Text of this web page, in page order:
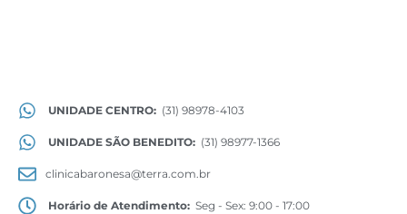
UNIDADE CENTRO: (31) 98978-4103
UNIDADE SÃO BENEDITO: (31) 98977-1366
clinicabaronesa@terra.com.br
Horário de Atendimento: Seg - Sex: 9:00 - 17:00